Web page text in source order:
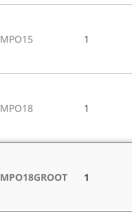
MPO15 1
MPO18 1
MPO18GROOT 1